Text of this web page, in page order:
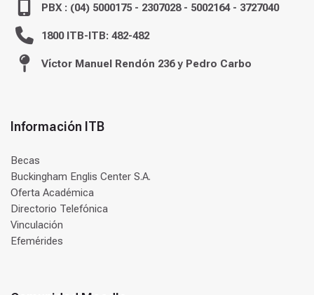
PBX : (04) 5000175 - 2307028 - 5002164 - 3727040
1800 ITB-ITB: 482-482
Víctor Manuel Rendón 236 y Pedro Carbo
Información ITB
Becas
Buckingham Englis Center S.A.
Oferta Académica
Directorio Telefónica
Vinculación
Efemérides